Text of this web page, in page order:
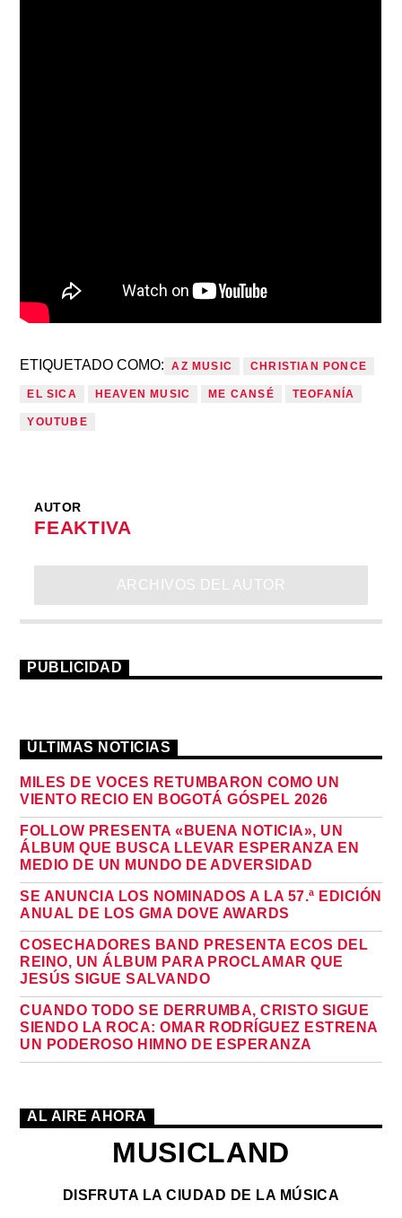
ETIQUETADO COMO: AZ MUSIC CHRISTIAN PONCE
EL SICA HEAVEN MUSIC ME CANSÉ TEOFANÍA
YOUTUBE
AUTOR
FEAKTIVA
ARCHIVOS DEL AUTOR
PUBLICIDAD
ÚLTIMAS NOTICIAS
MILES DE VOCES RETUMBARON COMO UN
VIENTO RECIO EN BOGOTÁ GÓSPEL 2026
FOLLOW PRESENTA «BUENA NOTICIA», UN
ÁLBUM QUE BUSCA LLEVAR ESPERANZA EN
MEDIO DE UN MUNDO DE ADVERSIDAD
SE ANUNCIA LOS NOMINADOS A LA 57.ª EDICIÓN
ANUAL DE LOS GMA DOVE AWARDS
COSECHADORES BAND PRESENTA ECOS DEL
REINO, UN ÁLBUM PARA PROCLAMAR QUE
JESÚS SIGUE SALVANDO
CUANDO TODO SE DERRUMBA, CRISTO SIGUE
SIENDO LA ROCA: OMAR RODRÍGUEZ ESTRENA
UN PODEROSO HIMNO DE ESPERANZA
AL AIRE AHORA
MUSICLAND
DISFRUTA LA CIUDAD DE LA MÚSICA